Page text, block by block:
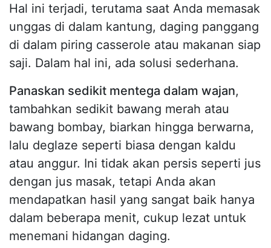
Hal ini terjadi, terutama saat Anda memasak
unggas di dalam kantung, daging panggang
di dalam piring casserole atau makanan siap
saji. Dalam hal ini, ada solusi sederhana.
Panaskan sedikit mentega dalam wajan,
tambahkan sedikit bawang merah atau
bawang bombay, biarkan hingga berwarna,
lalu deglaze seperti biasa dengan kaldu
atau anggur. Ini tidak akan persis seperti jus
dengan jus masak, tetapi Anda akan
mendapatkan hasil yang sangat baik hanya
dalam beberapa menit, cukup lezat untuk
menemani hidangan daging.